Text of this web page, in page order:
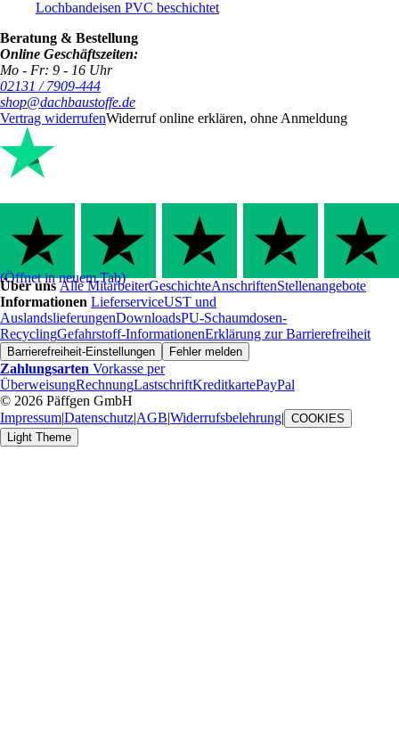
Lochbandeisen PVC beschichtet
Beratung & Bestellung
Online Geschäftszeiten:
Mo - Fr: 9 - 16 Uhr
02131 / 7909-444
shop@dachbaustoffe.de
Vertrag widerrufenWiderruf online erklären, ohne Anmeldung
(Öffnet in neuem Tab)
Über unsAlle MitarbeiterGeschichteAnschriftenStellenangebote
Informationen LieferserviceUST und
AuslandslieferungenDownloadsPU-Schaumdosen-
RecyclingGefahrstoff-InformationenErklärung zur Barrierefreiheit
Barrierefreiheit-Einstellungen Fehler melden
Zahlungsarten Vorkasse per
ÜberweisungRechnungLastschriftKreditkartePayPal
© 2026 Päffgen GmbH
Impressum|Datenschutz|AGB|Widerrufsbelehrung| COOKIES
Light Theme